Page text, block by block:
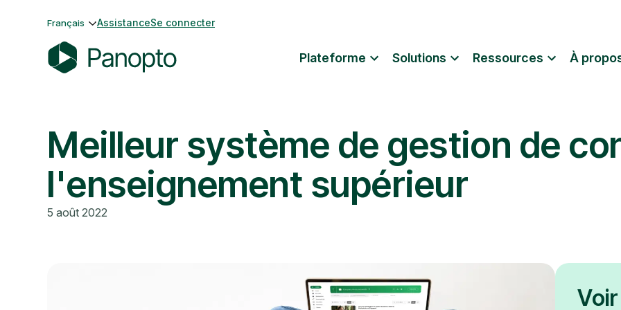
Français AssistanceSe connecter
o
t
Plateforme Solutions Ressources À
Meilleur système de gestion de
l'enseignement supérieur
5 août 2022